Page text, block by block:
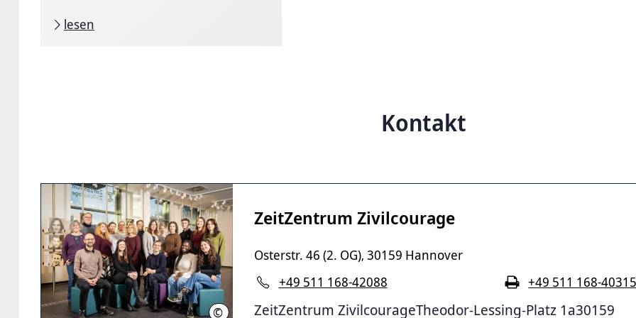
lesen
Kontakt
© LHH
ZeitZentrum Zivilcourage
Osterstr. 46 (2. OG), 30159 Hannover
+49 511 168-42088
+49 511 168-40315
ZeitZentrum ZivilcourageTheodor-Lessing-Platz 1a30159